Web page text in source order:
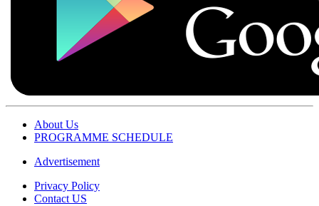
About Us
PROGRAMME SCHEDULE
Advertisement
Privacy Policy
Contact US